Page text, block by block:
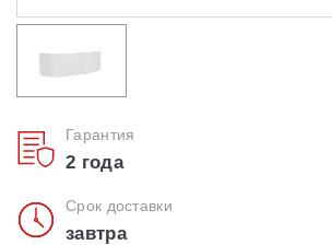
Умывальники
Гарантия
2 года
Срок доставки
завтра